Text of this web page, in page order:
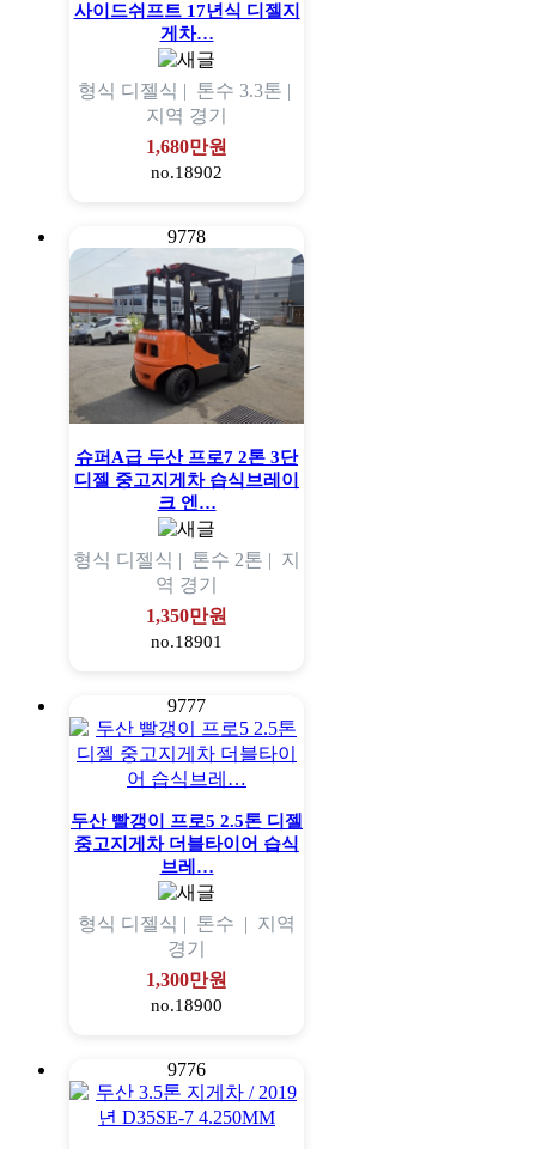
사이드쉬프트 17년식 디젤지
게차…
형식 디젤식 | 톤수 3.3톤 |
지역 경기
1,680만원
no.18902
9778
슈퍼A급 두산 프로7 2톤 3단
디젤 중고지게차 습식브레이
크 엔…
형식 디젤식 | 톤수 2톤 | 지
역 경기
1,350만원
no.18901
9777
두산 빨갱이 프로5 2.5톤 디젤
중고지게차 더블타이어 습식
브레…
형식 디젤식 | 톤수 | 지역
경기
1,300만원
no.18900
9776